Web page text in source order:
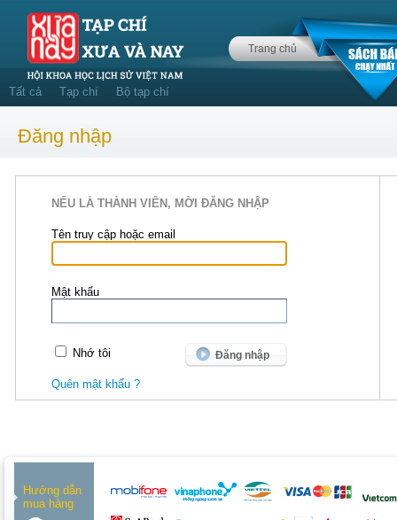
Trang chủ
Tất cả Tạp chí Bộ tạp chí
Đăng nhập
NẾU LÀ THÀNH VIÊN, MỜI ĐĂNG NHẬP
Tên truy cập hoặc email
Mật khẩu
Nhớ tôi
Quên mật khẩu ?
Hướng dẫn
mua hàng